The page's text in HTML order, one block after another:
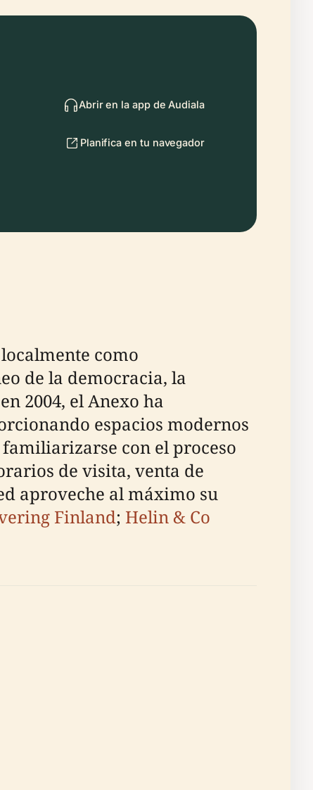
Abrir en la app de Audiala
Planifica en tu navegador
como
de la democracia, la
2004, el Anexo ha
espacios modernos
con el proceso
de visita, venta de
aproveche al máximo su
Finland; Helin & Co